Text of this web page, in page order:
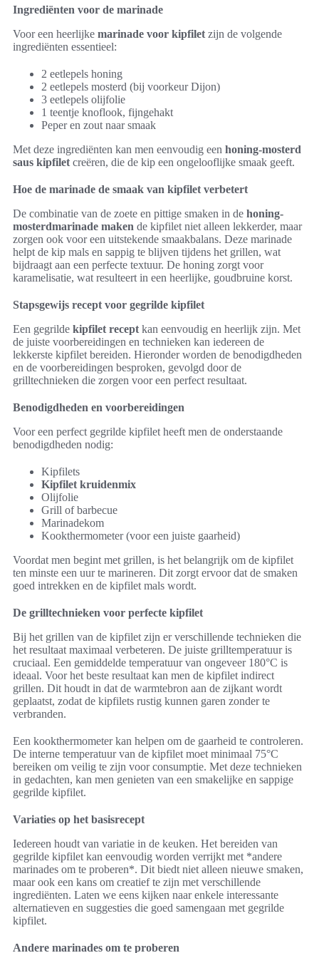
Ingrediënten voor de marinade
Voor een heerlijke marinade voor kipfilet zijn de volgende
ingrediënten essentieel:
2 eetlepels honing
2 eetlepels mosterd (bij voorkeur Dijon)
3 eetlepels olijfolie
1 teentje knoflook, fijngehakt
Peper en zout naar smaak
Met deze ingrediënten kan men eenvoudig een honing-mosterd
saus kipfilet creëren, die de kip een ongelooflijke smaak geeft.
Hoe de marinade de smaak van kipfilet verbetert
De combinatie van de zoete en pittige smaken in de honing-
mosterdmarinade maken de kipfilet niet alleen lekkerder, maar
zorgen ook voor een uitstekende smaakbalans. Deze marinade
helpt de kip mals en sappig te blijven tijdens het grillen, wat
bijdraagt aan een perfecte textuur. De honing zorgt voor
karamelisatie, wat resulteert in een heerlijke, goudbruine korst.
Stapsgewijs recept voor gegrilde kipfilet
Een gegrilde kipfilet recept kan eenvoudig en heerlijk zijn. Met
de juiste voorbereidingen en technieken kan iedereen de
lekkerste kipfilet bereiden. Hieronder worden de benodigdheden
en de voorbereidingen besproken, gevolgd door de
grilltechnieken die zorgen voor een perfect resultaat.
Benodigdheden en voorbereidingen
Voor een perfect gegrilde kipfilet heeft men de onderstaande
benodigdheden nodig:
Kipfilets
Kipfilet kruidenmix
Olijfolie
Grill of barbecue
Marinadekom
Kookthermometer (voor een juiste gaarheid)
Voordat men begint met grillen, is het belangrijk om de kipfilet
ten minste een uur te marineren. Dit zorgt ervoor dat de smaken
goed intrekken en de kipfilet mals wordt.
De grilltechnieken voor perfecte kipfilet
Bij het grillen van de kipfilet zijn er verschillende technieken die
het resultaat maximaal verbeteren. De juiste grilltemperatuur is
cruciaal. Een gemiddelde temperatuur van ongeveer 180°C is
ideaal. Voor het beste resultaat kan men de kipfilet indirect
grillen. Dit houdt in dat de warmtebron aan de zijkant wordt
geplaatst, zodat de kipfilets rustig kunnen garen zonder te
verbranden.
Een kookthermometer kan helpen om de gaarheid te controleren.
De interne temperatuur van de kipfilet moet minimaal 75°C
bereiken om veilig te zijn voor consumptie. Met deze technieken
in gedachten, kan men genieten van een smakelijke en sappige
gegrilde kipfilet.
Variaties op het basisrecept
Iedereen houdt van variatie in de keuken. Het bereiden van
gegrilde kipfilet kan eenvoudig worden verrijkt met *andere
marinades om te proberen*. Dit biedt niet alleen nieuwe smaken,
maar ook een kans om creatief te zijn met verschillende
ingrediënten. Laten we eens kijken naar enkele interessante
alternatieven en suggesties die goed samengaan met gegrilde
kipfilet.
Andere marinades om te proberen